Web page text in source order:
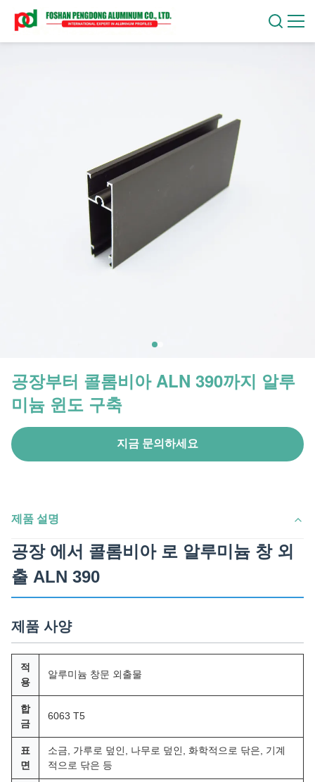
공장부터 콜롬비아 ALN 390까지 알루
미늄 윈도 구축
지금 문의하세요
제품 설명
공장 에서 콜롬비아 로 알루미늄 창 외
출 ALN 390
제품 사양
적
용
알루미늄 창문 외출물
합
금
6063 T5
표
면
소금, 가루로 덮인, 나무로 덮인, 화학적으로 닦은, 기계
적으로 닦은 등